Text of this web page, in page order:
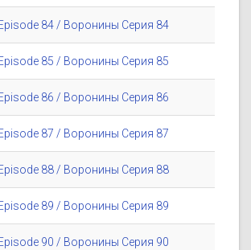
84 / Воронины Серия 84
85 / Воронины Серия 85
86 / Воронины Серия 86
87 / Воронины Серия 87
88 / Воронины Серия 88
89 / Воронины Серия 89
90 / Воронины Серия 90